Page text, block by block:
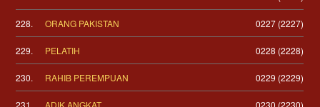
228. ORANG PAKISTAN 0227 (2227)
229. PELATIH 0228 (2228)
230. RAHIB PEREMPUAN 0229 (2229)
231. ADIK ANGKAT 0230 (2230)